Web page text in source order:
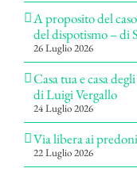
A proposito del
del dispotismo – di
26 Luglio 2026
Casa tua e casa
di Luigi Vergallo
24 Luglio 2026
Via libera ai
22 Luglio 2026